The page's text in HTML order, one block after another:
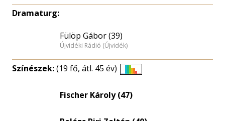
Dramaturg:
Fülöp Gábor (39)
Újvidéki Rádió (Újvidék)
Színészek:(19 fő, átl. 45 év)
eloszlás
Fischer Károly (47)